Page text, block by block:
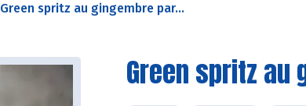
Green spritz au gingembre par...
Green spritz au